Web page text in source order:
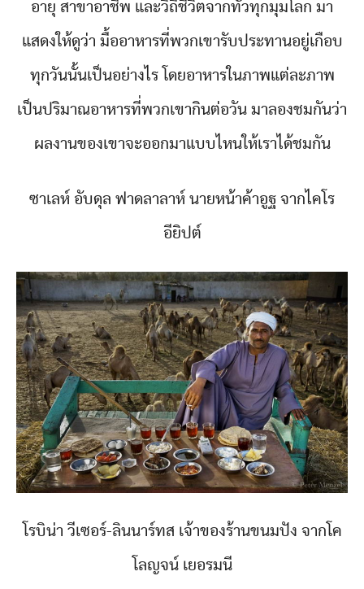
อายุ สาขาอาชีพ และวิถีชีวิตจากทั่วทุกมุมโลก มา
แสดงให้ดูว่า มื้ออาหารที่พวกเขารับประทานอยู่เกือบ
ทุกวันนั้นเป็นอย่างไร โดยอาหารในภาพแต่ละภาพ
เป็นปริมาณอาหารที่พวกเขากินต่อวัน มาลองชมกันว่า
ผลงานของเขาจะออกมาแบบไหนให้เราได้ชมกัน
ซาเลห์ อับดุล ฟาดลาลาห์ นายหน้าค้าอูฐ จากไคโร
อียิปต์
โรบิน่า วีเซอร์-ลินนาร์ทส เจ้าของร้านขนมปัง จากโค
โลญจน์ เยอรมนี